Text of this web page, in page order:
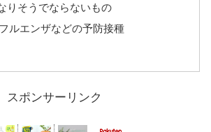
りそうでならないもの
ルエンザなどの予防接種
スポンサーリンク